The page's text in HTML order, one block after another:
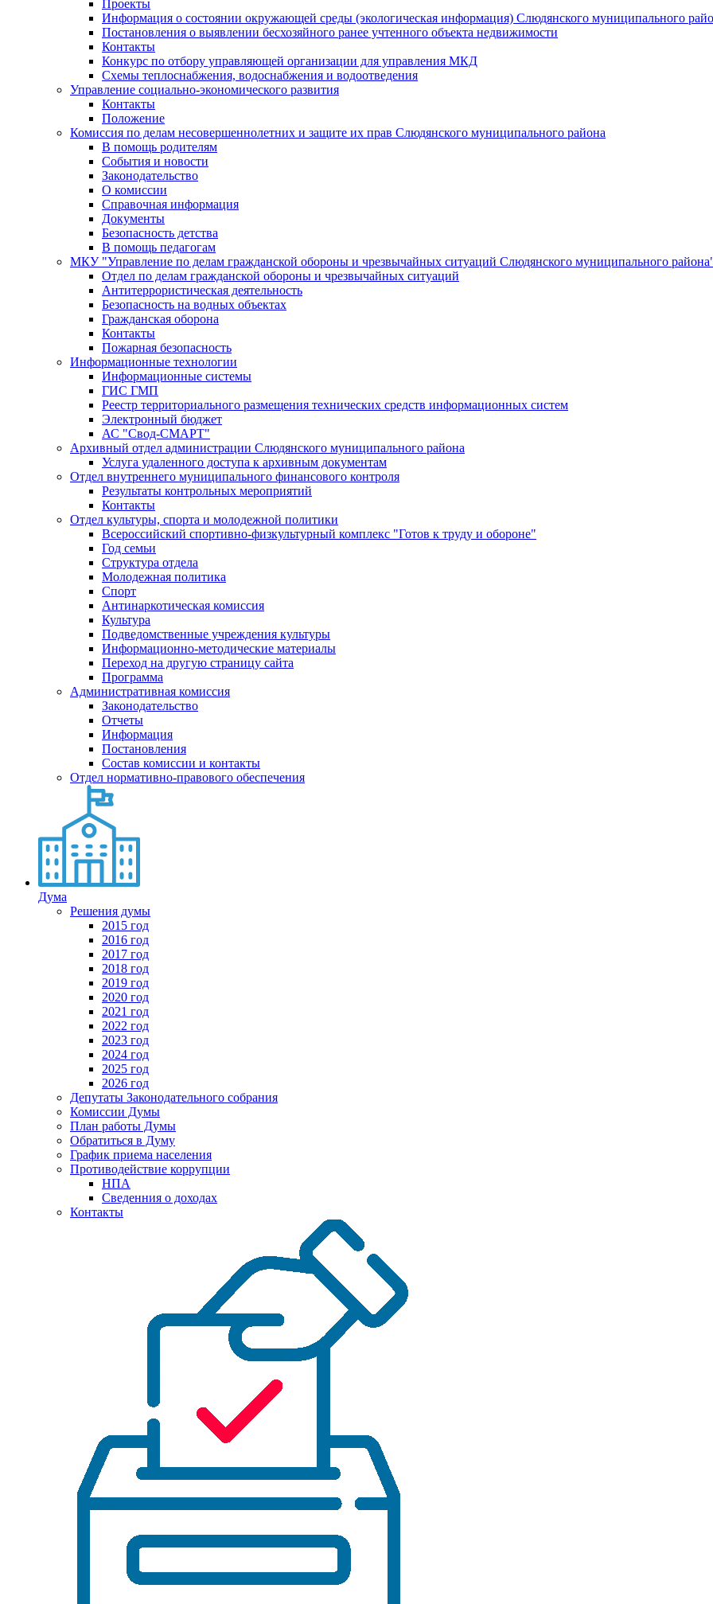
Проекты
Информация о состоянии окружающей среды (экологическая информация) Слюдянского муниципального
Постановления о выявлении бесхозяйного ранее учтенного объекта недвижимости
Контакты
Конкурс по отбору управляющей организации для управления МКД
Схемы теплоснабжения, водоснабжения и водоотведения
Управление социально-экономического развития
Контакты
Положение
Комиссия по делам несовершеннолетних и защите их прав Слюдянского муниципального района
В помощь родителям
События и новости
Законодательство
О комиссии
Справочная информация
Документы
Безопасность детства
В помощь педагогам
МКУ "Управление по делам гражданской обороны и чрезвычайных ситуаций Слюдянского муниципального
Отдел по делам гражданской обороны и чрезвычайных ситуаций
Антитеррористическая деятельность
Безопасность на водных объектах
Гражданская оборона
Контакты
Пожарная безопасность
Информационные технологии
Информационные системы
ГИС ГМП
Реестр территориального размещения технических средств информационных систем
Электронный бюджет
АС "Свод-СМАРТ"
Архивный отдел администрации Слюдянского муниципального района
Услуга удаленного доступа к архивным документам
Отдел внутреннего муниципального финансового контроля
Результаты контрольных мероприятий
Контакты
Отдел культуры, спорта и молодежной политики
Всероссийский спортивно-физкультурный комплекс "Готов к труду и обороне"
Год семьи
Структура отдела
Молодежная политика
Спорт
Антинаркотическая комиссия
Культура
Подведомственные учреждения культуры
Информационно-методические материалы
Переход на другую страницу сайта
Программа
Административная комиссия
Законодательство
Отчеты
Информация
Постановления
Состав комиссии и контакты
Отдел нормативно-правового обеспечения
Дума
Решения думы
2015 год
2016 год
2017 год
2018 год
2019 год
2020 год
2021 год
2022 год
2023 год
2024 год
2025 год
2026 год
Депутаты Законодательного собрания
Комиссии Думы
План работы Думы
Обратиться в Думу
График приема населения
Противодействие коррупции
НПА
Сведенния о доходах
Контакты